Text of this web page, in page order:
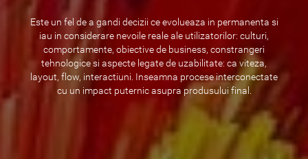
Este un fel de a gandi decizii ce evolueaza in permanenta si
iau in considerare nevoile reale ale utilizatorilor: culturi,
comportamente, obiective de business, constrangeri
tehnologice si aspecte legate de uzabilitate: ca viteza,
layout, flow, interactiuni. Inseamna procese interconectate
cu un impact puternic asupra produsului final.